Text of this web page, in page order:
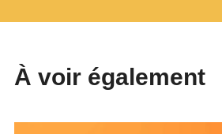
À voir également